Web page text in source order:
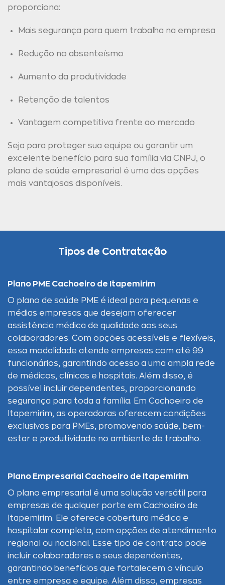
proporciona:
Mais segurança para quem trabalha na empresa
Redução no absenteísmo
Aumento da produtividade
Retenção de talentos
Vantagem competitiva frente ao mercado
Seja para proteger sua equipe ou garantir um
excelente benefício para sua família via CNPJ, o
plano de saúde empresarial é uma das opções
mais vantajosas disponíveis.
Tipos de Contratação
Plano PME Cachoeiro de Itapemirim
O plano de saúde PME é ideal para pequenas e
médias empresas que desejam oferecer
assistência médica de qualidade aos seus
colaboradores. Com opções acessíveis e flexíveis,
essa modalidade atende empresas com até 99
funcionários, garantindo acesso a uma ampla rede
de médicos, clínicas e hospitais. Além disso, é
possível incluir dependentes, proporcionando
segurança para toda a família. Em Cachoeiro de
Itapemirim, as operadoras oferecem condições
exclusivas para PMEs, promovendo saúde, bem-
estar e produtividade no ambiente de trabalho.
Plano Empresarial Cachoeiro de Itapemirim
O plano empresarial é uma solução versátil para
empresas de qualquer porte em Cachoeiro de
Itapemirim. Ele oferece cobertura médica e
hospitalar completa, com opções de atendimento
regional ou nacional. Esse tipo de contrato pode
incluir colaboradores e seus dependentes,
garantindo benefícios que fortalecem o vínculo
entre empresa e equipe. Além disso, empresas